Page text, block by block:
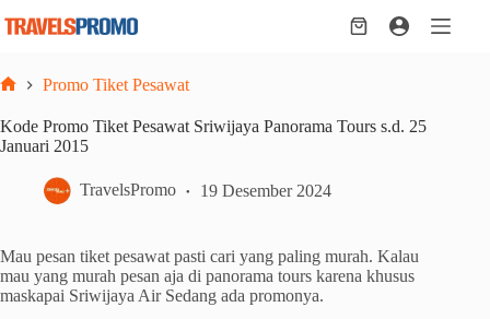
Shopping
Promo Tiket Pesawat
Kode Promo Tiket Pesawat Sriwijaya Panorama Tours s.d. 25
Januari 2015
TravelsPromo 19 Desember 2024
Mau pesan tiket pesawat pasti cari yang paling murah. Kalau
mau yang murah pesan aja di panorama tours karena khusus
maskapai Sriwijaya Air Sedang ada promonya.